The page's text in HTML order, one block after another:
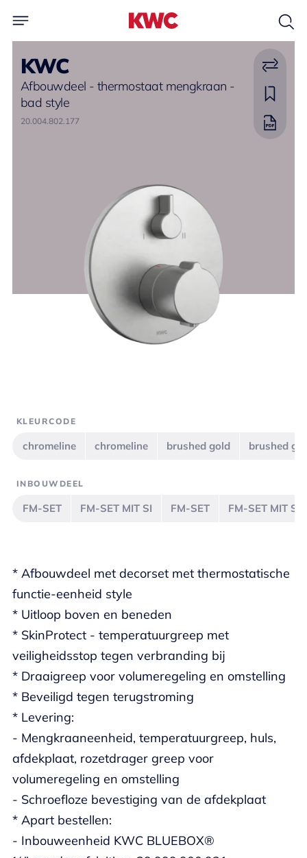
KWC
Afbouwdeel - thermostaat mengkraan -
bad style
20.004.802.177
* Afbouwdeel met decorset met thermostatische
functie-eenheid style
* Uitloop boven en beneden
* SkinProtect - temperatuurgreep met
veiligheidsstop tegen verbranding bij
* Draaigreep voor volumeregeling en omstelling
* Beveiligd tegen terugstroming
* Levering:
- Mengkraaneenheid, temperatuurgreep, huls,
afdekplaat, rozetdrager greep voor
volumeregeling en omstelling
- Schroefloze bevestiging van de afdekplaat
* Apart bestellen:
- Inbouweenheid KWC BLUEBOX®
KLEURCODE
chromeline chromeline brushed gold brushed
INBOUWDEEL
FM-SET FM-SET MIT SI FM-SET FM-SET MIT SI